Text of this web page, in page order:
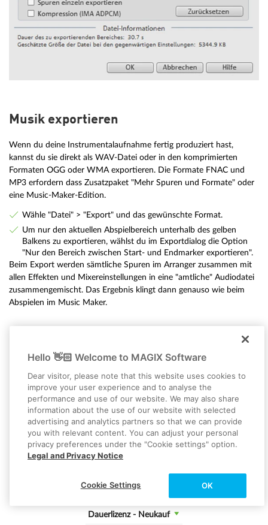
Musik exportieren
Wenn du deine Instrumentalaufnahme fertig produziert hast,
kannst du sie direkt als WAV-Datei oder in den komprimierten
Formaten OGG oder WMA exportieren. Die Formate FNAC und
MP3 erfordern dass Zusatzpaket "Mehr Spuren und Formate" oder
eine Music-Maker-Edition.
Wähle "Datei" > "Export" und das gewünschte Format.
Um nur den aktuellen Abspielbereich unterhalb des gelben
Balkens zu exportieren, wählst du im Exportdialog die Option
"Nur den Bereich zwischen Start- und Endmarker exportieren".
Beim Export werden sämtliche Spuren im Arranger zusammen mit
allen Effekten und Mixereinstellungen in eine "amtliche" Audiodatei
zusammengemischt. Das Ergebnis klingt dann genauso wie beim
Abspielen im Music Maker.
MUSIC MAKER 2026 PREMIUM
Music made easy
41 % SPAREN
Wähle eine MUSIC MAKER Edition:
Bitte Kaufoption wählen:
Dauerlizenz - Neukauf
Hello 👋🏻 Welcome to MAGIX Software
Dear visitor, please note that this website uses cookies to
improve your user experience and to analyse the
performance and use of our website. We may also share
information about the use of our website with selected
advertising and analytics partners so that we can provide
you with relevant content. You can adjust your personal
privacy preferences under the "Cookie settings" option.
Legal and Privacy Notice
OK
Cookie Settings